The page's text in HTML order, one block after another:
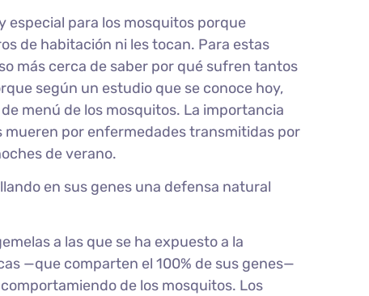
especial para los mosquitos porque
de habitación ni les tocan. Para estas
más cerca de saber por qué sufren tantos
según un estudio que se conoce hoy,
menú de los mosquitos. La importancia
mueren por enfermedades transmitidas por
de verano.
en sus genes una defensa natural
a las que se ha expuesto a la
—que comparten el 100% de sus genes—
de los mosquitos. Los